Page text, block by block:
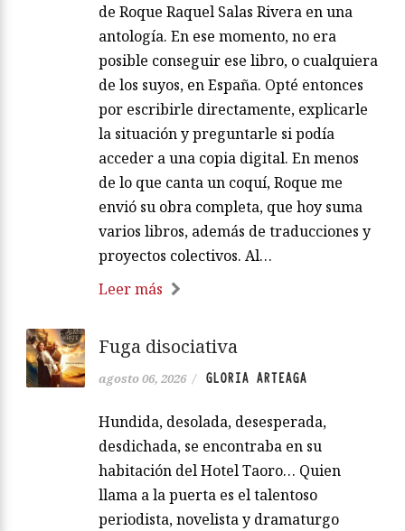
de Roque Raquel Salas Rivera en una
antología. En ese momento, no era
posible conseguir ese libro, o cualquiera
de los suyos, en España. Opté entonces
por escribirle directamente, explicarle
la situación y preguntarle si podía
acceder a una copia digital. En menos
de lo que canta un coquí, Roque me
envió su obra completa, que hoy suma
varios libros, además de traducciones y
proyectos colectivos. Al…
Leer más
Fuga disociativa
agosto 06, 2026 / GLORIA ARTEAGA
Hundida, desolada, desesperada,
desdichada, se encontraba en su
habitación del Hotel Taoro… Quien
llama a la puerta es el talentoso
periodista, novelista y dramaturgo